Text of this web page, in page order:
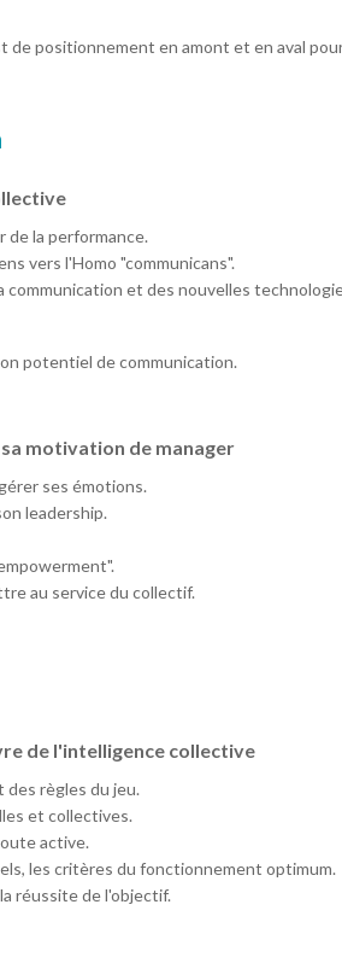
positionnement en amont et en aval
la performance.
vers l'Homo "communicans".
communication et des nouvelles
potentiel de communication.
motivation de manager
ses émotions.
leadership.
au service du collectif.
de l'intelligence collective
des règles du jeu.
et collectives.
active.
les critères du fonctionnement optimum.
réussite de l'objectif.